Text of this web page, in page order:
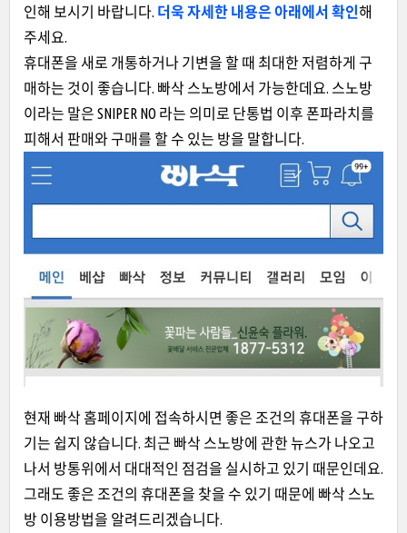
인해 보시기 바랍니다. 더욱 자세한 내용은 아래에서 확인해
주세요.
휴대폰을 새로 개통하거나 기변을 할 때 최대한 저렴하게 구
매하는 것이 좋습니다. 빠삭 스노방에서 가능한데요. 스노방
이라는 말은 SNIPER NO 라는 의미로 단통법 이후 폰파라치를
피해서 판매와구매를 할 수 있는 방을 말합니다.
현재 빠삭 홈페이지에 접속하시면 좋은 조건의 휴대폰을 구하
기는 쉽지 않습니다. 최근 빠삭 스노방에 관한 뉴스가 나오고
나서 방통위에서 대대적인 점검을 실시하고 있기 때문인데요.
그래도 좋은 조건의 휴대폰을 찾을 수 있기 때문에 빠삭 스노
방 이용방법을 알려드리겠습니다.